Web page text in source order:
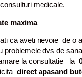
medicale.
maxima
ca aveti nevoie de o
problemele dvs de
la consultatie la
direct apasand